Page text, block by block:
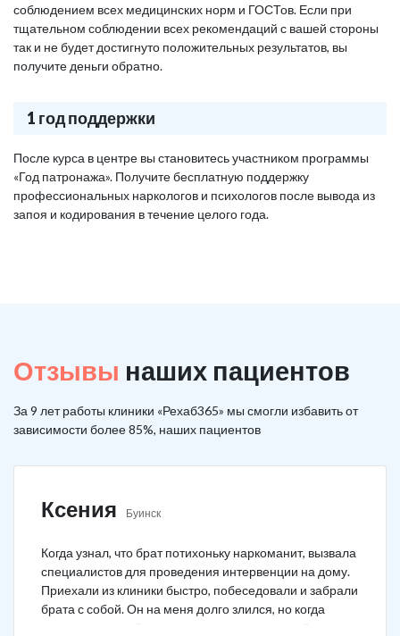
соблюдением всех медицинских норм и ГОСТов. Если при
тщательном соблюдении всех рекомендаций с вашей стороны
так и не будет достигнуто положительных результатов, вы
получите деньги обратно.
1 год поддержки
После курса в центре вы становитесь участником программы
«Год патронажа». Получите бесплатную поддержку
профессиональных наркологов и психологов после вывода из
запоя и кодирования в течение целого года.
Отзывы наших пациентов
За 9 лет работы клиники «Рехаб365» мы смогли избавить от
зависимости более 85%, наших пациентов
Ксения Буинск
Когда узнал, что брат потихоньку наркоманит, вызвала
специалистов для проведения интервенции на дому.
Приехали из клиники быстро, побеседовали и забрали
брата с собой. Он на меня долго злился, но когда
понял, что если бы я не пошла на тот шаг, он бы не